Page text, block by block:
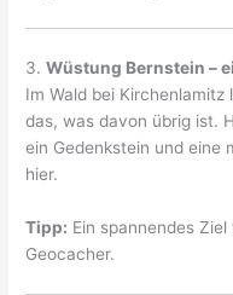
3.Wüstung Bernstein –
Im Wald bei
das, was davon übrig ist.
ein Gedenkstein und eine
hier.
Tipp: Ein spannendes
Geocacher.